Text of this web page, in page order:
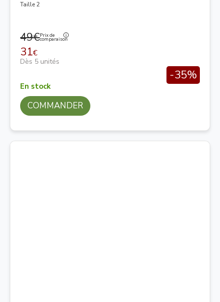
Taille 2
49€Prix de
comparaison
31€
Dès 5 unités
-35%
En stock
COMMANDER